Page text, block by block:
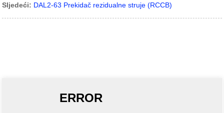
Sljedeći: DAL2-63 Prekidač rezidualne struje (RCCB)